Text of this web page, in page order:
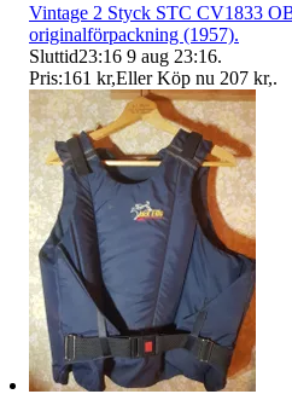
Vintage 2 Styck STC CV1833
originalförpackning (1957).
Sluttid23:16 9 aug 23:16.
Pris:161 kr,Eller Köp nu 207 kr,.